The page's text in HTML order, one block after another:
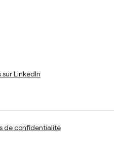
LinkedIn
de confidentialité